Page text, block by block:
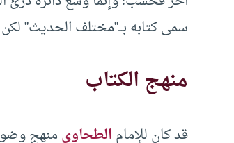
سمى كتابه بـــ”مختلف الحديث”
منهج الكتاب
قد كان للإمامالطحاوىمنهج